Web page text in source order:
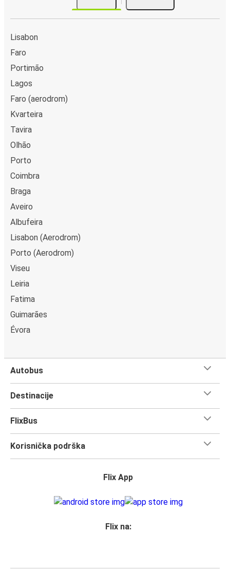
Lisabon
Faro
Portimão
Lagos
Faro (aerodrom)
Kvarteira
Tavira
Olhão
Porto
Coimbra
Braga
Aveiro
Albufeira
Lisabon (Aerodrom)
Porto (Aerodrom)
Viseu
Leiria
Fatima
Guimarães
Évora
Autobus
Destinacije
FlixBus
Korisnička podrška
Flix App
Flix na: